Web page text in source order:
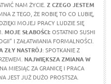
NAM ŻYCIE. Z CZEGO JESTEM
Z TEGO, ŻE ROBIĘ TO CO LUBIĘ,
MOJEJ PRACY LUDZIE SIĘ
MOJE SŁABOŚCI:OSTATNIO SUSHI
I ZAŁATWIANIA FORMALNOŚCI.
ZŁY NASTRÓJ: SPOTKANIE Z
NAJWIĘKSZA ZMIANA W
MIESIĄC ZA GRANICĘ I PRACA
JEST JUŻ DUŻO PROSTSZA.